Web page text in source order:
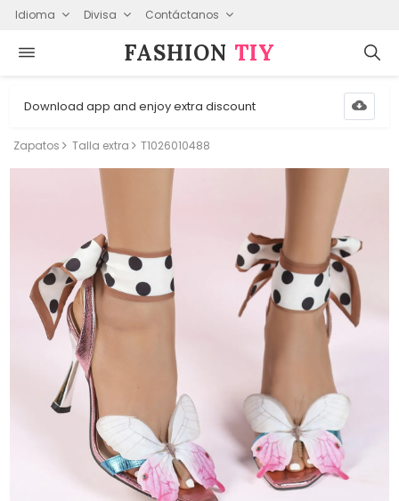
Idioma Divisa Contáctanos
FASHION⁠ TIY
Download app and enjoy extra discount
Zapatos Talla extra T1026010488